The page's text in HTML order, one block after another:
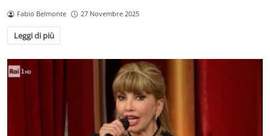
Fabio Belmonte 27 Novembre 2025
Leggi di più